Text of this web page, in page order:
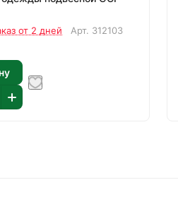
от 2 дней Арт. 312103